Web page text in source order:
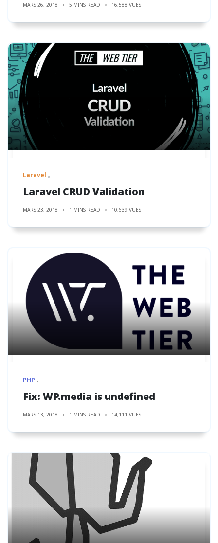
MARS 26, 2018 5 MINS READ 16,588 VUES
Laravel
Laravel CRUD Validation
MARS 23, 2018 1 MINS READ 10,639 VUES
PHP
Fix: WP.media is undefined
MARS 13, 2018 1 MINS READ 14,111 VUES